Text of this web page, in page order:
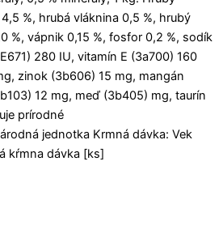
%, hrubá vláknina 0,5 %, hrubý
%, vápnik 0,15 %, fosfor 0,2 %, sodík
280 IU, vitamín E (3a700) 160
zinok (3b606) 15 mg, mangán
12 mg, meď (3b405) mg, taurín
prírodné
jednotka Krmná dávka: Vek
kŕmna dávka [ks]